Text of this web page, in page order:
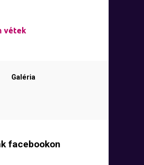
vétek
Galéria
facebookon